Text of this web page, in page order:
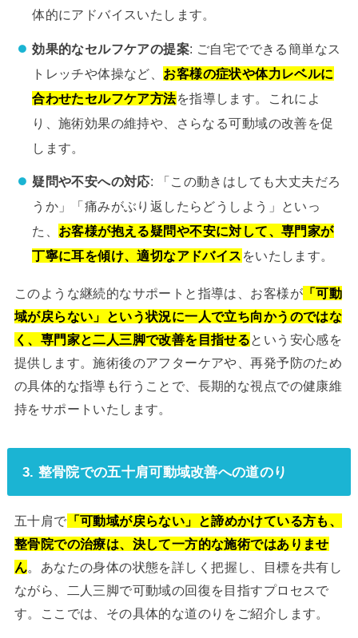
体的にアドバイスいたします。
効果的なセルフケアの提案: ご自宅でできる簡単なス
トレッチや体操など、 お客様の症状や体力レベルに
合わせたセルフケア方法を指導します。これによ
り、施術効果の維持や、さらなる可動域の改善を促
します。
疑問や不安への対応: 「この動きはしても大丈夫だろ
うか」「痛みがぶり返したらどうしよう」といっ
た、 お客様が抱える疑問や不安に対して、専門家が
丁寧に耳を傾け、適切なアドバイス をいたします。
このような継続的なサポートと指導は、お客様が「可動
域が戻らない」という状況に一人で立ち向かうのではな
く、専門家と二人三脚で改善を目指せるという安心感を
提供します。施術後のアフターケアや、再発予防のため
の具体的な指導も行うことで、長期的な視点での健康維
持をサポートいたします。
3. 整骨院での五十肩可動域改善への道のり
五十肩で 「可動域が戻らない」と諦めかけている方も、
整骨院での治療は、決して一方的な施術ではありませ
ん。あなたの身体の状態を詳しく把握し、目標を共有し
ながら、二人三脚で可動域の回復を目指すプロセスで
す。ここでは、その具体的な道のりをご紹介します。